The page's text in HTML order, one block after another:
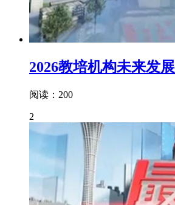
2026教培机构未来发展
阅读：200
2